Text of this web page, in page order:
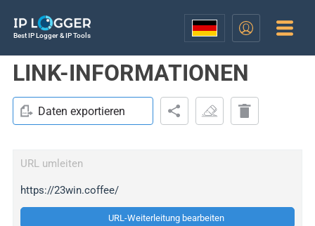
Best IP Logger & IP Tools
LINK-INFORMATIONEN
Daten exportieren
URL umleiten
https://23win.coffee/
URL-Weiterleitung bearbeiten